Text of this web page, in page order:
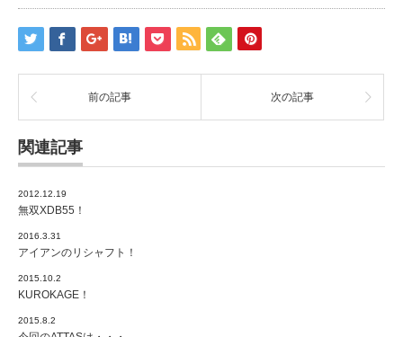
前の記事 次の記事
関連記事
2012.12.19
無双XDB55！
2016.3.31
アイアンのリシャフト！
2015.10.2
KUROKAGE！
2015.8.2